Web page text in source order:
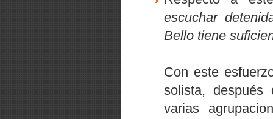
escuchar
Bello tiene
Con este
solista, después
varias